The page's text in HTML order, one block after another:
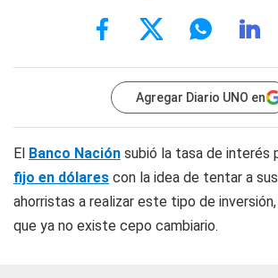
Agregar Diario UNO en
El Banco Nación subió la tasa de interés
fijo en dólares con la idea de tentar a
ahorristas a realizar este tipo de
que ya no existe cepo cambiario.